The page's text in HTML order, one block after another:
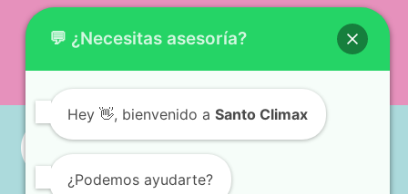
💬 ¿Necesitas asesoría?
Hey 👋, bienvenido a Santo Climax
¿Podemos ayudarte?